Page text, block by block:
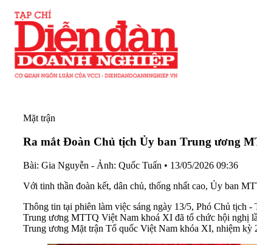
Mặt trận
Ra mắt Đoàn Chủ tịch Ủy ban Trung ương
Bài: Gia Nguyễn - Ảnh: Quốc Tuấn • 13/05/2026 09:36
Với tinh thần đoàn kết, dân chủ, thống nhất cao, Ủy ban
Thông tin tại phiên làm việc sáng ngày 13/5, Phó Chủ
Trung ương MTTQ Việt Nam khoá XI đã tổ chức hội nghị
Trung ương Mặt trận Tổ quốc Việt Nam khóa XI, nhiệm kỳ